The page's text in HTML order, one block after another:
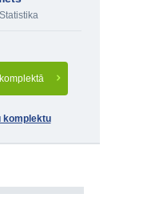
Statistika
komplektu